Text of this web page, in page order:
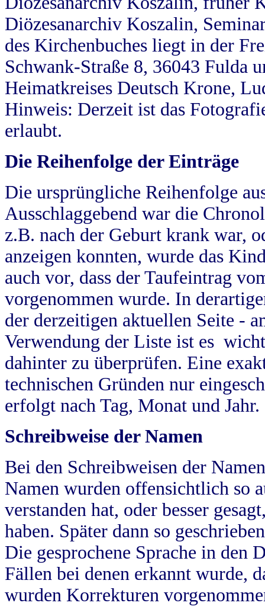
Diözesanarchiv Koszalin,
des Kirchenbuches liegt in der
Schwank-Straße 8, 36043 Fulda
Heimatkreises Deutsch Krone,
Hinweis: Derzeit ist das
erlaubt.
Die Reihenfolge der Einträge
Die ursprüngliche Reihenfolge
Ausschlaggebend war die
z.B. nach der Geburt krank war,
anzeigen konnten, wurde das
auch vor, dass der Taufeintrag
vorgenommen wurde. In
der derzeitigen aktuellen Seite -
Verwendung der Liste ist es
dahinter zu überprüfen. Eine
technischen Gründen nur
erfolgt nach Tag, Monat und Jahr.
Schreibweise der Namen
Bei den Schreibweisen der
Namen wurden offensichtlich so
verstanden hat, oder besser
haben. Später dann so
Die gesprochene Sprache in
Fällen bei denen erkannt wurde,
wurden Korrekturen